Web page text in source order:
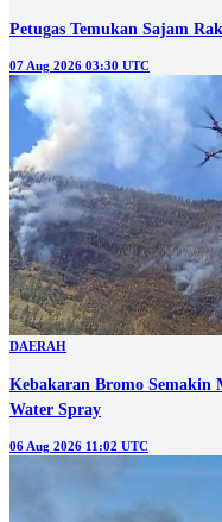
Petugas Temukan Sajam
07 Aug 2026 03:30 UTC
DAERAH
Kebakaran Bromo Semakin
Water Spray
06 Aug 2026 11:02 UTC